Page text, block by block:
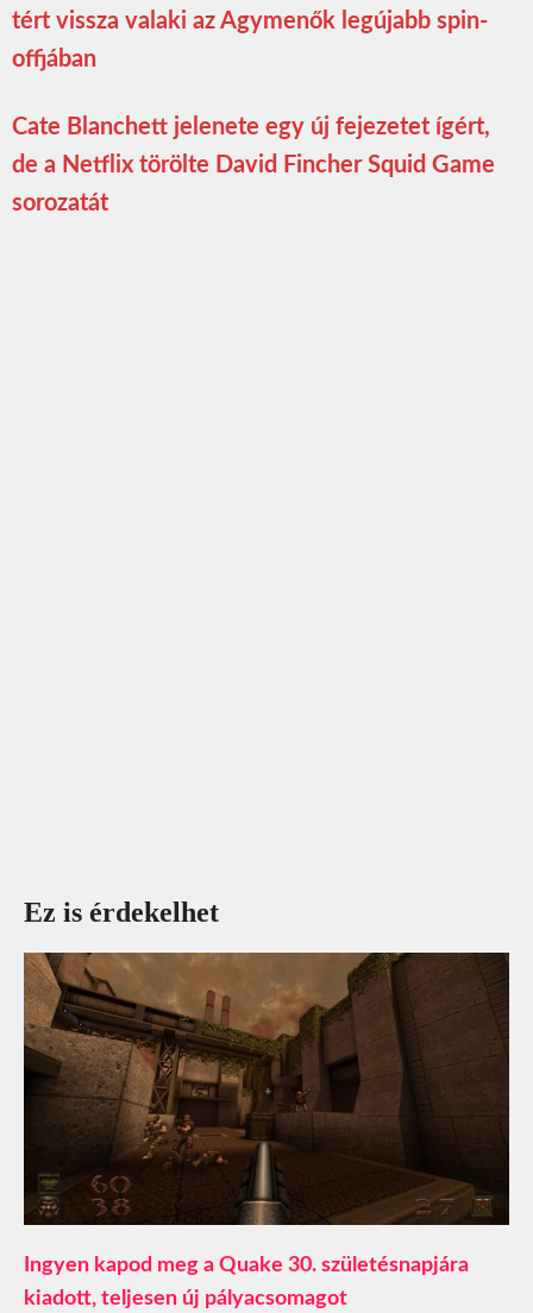
tért vissza valaki az Agymenők legújabb spin-
offjában
Cate Blanchett jelenete egy új fejezetet ígért,
de a Netflix törölte David Fincher Squid Game
sorozatát
Ez is érdekelhet
Ingyen kapod meg a Quake 30. születésnapjára
kiadott, teljesen új pályacsomagot